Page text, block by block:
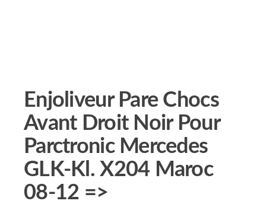
Enjoliveur Pare Chocs
Avant Droit Noir Pour
Parctronic Mercedes
GLK-Kl. X204 Maroc
08-12 =>